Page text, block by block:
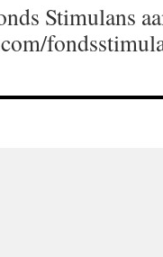
Stimulans